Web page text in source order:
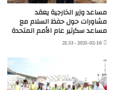
مساعد وزير الخارجية يعقد
مشاورات حول حفظ السلام مع
مساعد سكرتير عام الأمم المتحدة
2025-02-16 - 21:53